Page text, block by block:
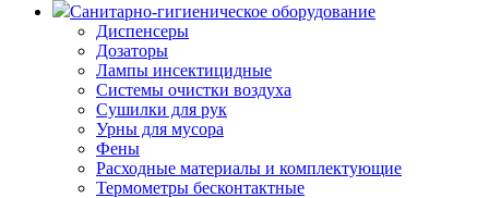
Санитарно-гигиеническое оборудование
Диспенсеры
Дозаторы
Лампы инсектицидные
Системы очистки воздуха
Сушилки для рук
Урны для мусора
Фены
Расходные материалы и комплектующие
Термометры бесконтактные